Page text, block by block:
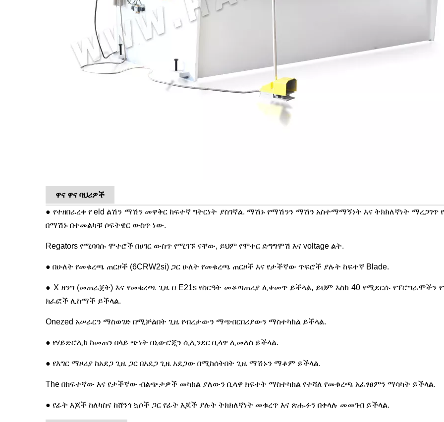
ዋና ዋና ባህሪዎች
● የተዘበራረቀ የ eld ልሽን ማሽን መዋቅር ከፍተኛ ግትርነት ያስገኛል. ማሽኑ የማሽንን ማሽን አስተማማኝነት እና ትክክለኛነት
በማሽኑ በተመልካቹ ሶፍትዌር ውስጥ ነው.
Regators የሚባባሱ ሞተሮች በሀገር ውስጥ የሚገኙ ናቸው, ይህም የሞተር ድግግሞሽ እና voltage ልት.
● በሁለት የመቁረጫ ጠርዞች (6CRW2si) ጋር ሁለት የመቁረጫ ጠርዞች እና የታችኛው ጥፍሮች ያሉት ከፍተኛ Blade.
● X ዘንግ (መጠራጀት) እና የመቁረጫ ጊዜ በ E21s የስርዓት መቆጣጠሪያ ሊቀመጥ ይችላል, ይህም እስከ 40 የሚደርሱ የፕሮግራሞችን
ክፈፎች ሊከማች ይችላል.
Onezed አሠራርን ማስወገድ በሚቻልበት ጊዜ የብረታውን ማጭበርበሪያውን ማስተካከል ይችላል.
● የሃይድሮሊክ ከመጠን በላይ ጭነት በኒውሮጂን ሲሊንደር ቢላዋ ሊመለስ ይችላል.
● የእግር ማዞሪያ ከአደጋ ጊዜ ጋር በአደጋ ጊዜ አደጋው በሚከሰትበት ጊዜ ማሽኑን ማቆም ይችላል.
The በከፍተኛው እና የታችኛው ብልጭታዎች መካከል ያለውን ቢላዋ ክፍተት ማስተካከል የተሻለ የመቁረጫ አፈፃፀምን ማሳካት ይችላል.
● የፊት እጆች ከለካስና ከሸንጎ ኳሶች ጋር የፊት እጆች ያሉት ትክክለኛነት መቁረጥ እና ጽሑፉን በቀላሉ መመገብ ይችላል.